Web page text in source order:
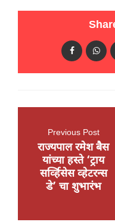
Previous Post
राज्यपाल रमेश बैस
यांच्या हस्ते ‘ट्राय
सर्व्हिसेस व्हेटरन्स
डे’ चा शुभारंभ